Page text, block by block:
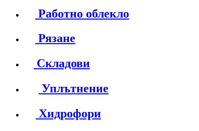
Работно облекло
Рязане
Складови
Уплътнение
Хидрофори